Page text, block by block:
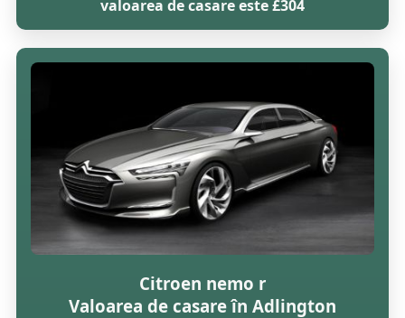
valoarea de casare este £304
Citroen nemo r
Valoarea de casare în Adlington